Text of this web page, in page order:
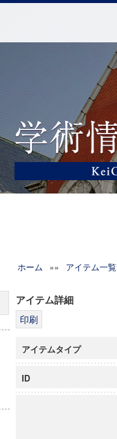
ホーム »» アイテム一覧
アイテム詳細
アイテムタイプ
ID